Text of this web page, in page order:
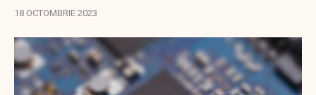
artificiale (AI), cu scopul de a-și croi un rol ca arbitru
18 OCTOMBRIE 2023